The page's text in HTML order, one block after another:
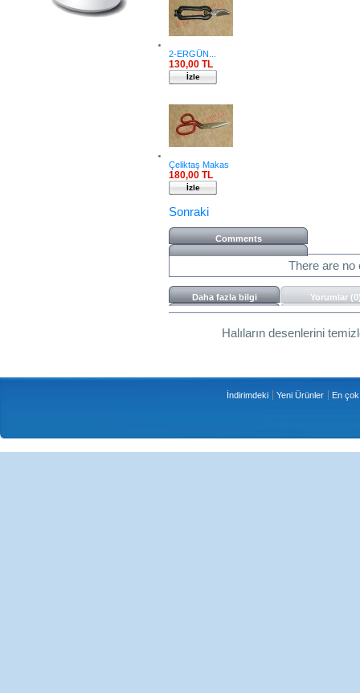
2-ERGÜN...
130,00 TL
İzle
Çeliktaş Makas
180,00 TL
İzle
Sonraki
Comments
There are no
Daha fazla bilgi Yorumlar
Halıların desenlerini
İndirimdeki Yeni Ürünler En